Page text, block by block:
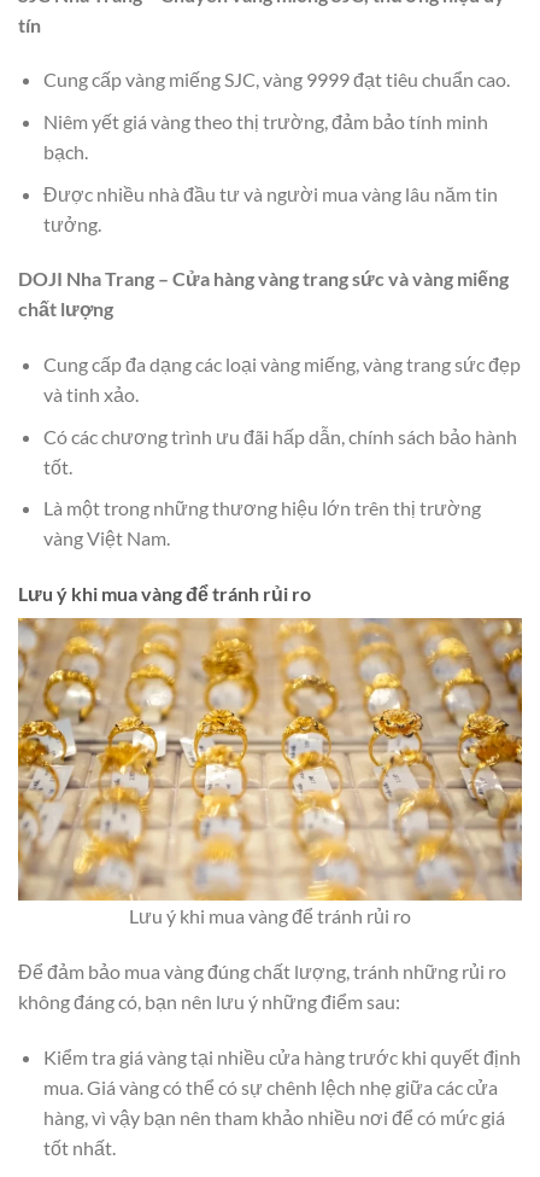
tín
Cung cấp vàng miếng SJC, vàng 9999 đạt tiêu chuẩn cao.
Niêm yết giá vàng theo thị trường, đảm bảo tính minh
bạch.
Được nhiều nhà đầu tư và người mua vàng lâu năm tin
tưởng.
DOJI Nha Trang – Cửa hàng vàng trang sức và vàng miếng
chất lượng
Cung cấp đa dạng các loại vàng miếng, vàng trang sức đẹp
và tinh xảo.
Có các chương trình ưu đãi hấp dẫn, chính sách bảo hành
tốt.
Là một trong những thương hiệu lớn trên thị trường
vàng Việt Nam.
Lưu ý khi mua vàng để tránh rủi ro
Lưu ý khi mua vàng để tránh rủi ro
Để đảm bảo mua vàng đúng chất lượng, tránh những rủi ro
không đáng có, bạn nên lưu ý những điểm sau:
Kiểm tra giá vàng tại nhiều cửa hàng trước khi quyết định
mua. Giá vàng có thể có sự chênh lệch nhẹ giữa các cửa
hàng, vì vậy bạn nên tham khảo nhiều nơi để có mức giá
tốt nhất.